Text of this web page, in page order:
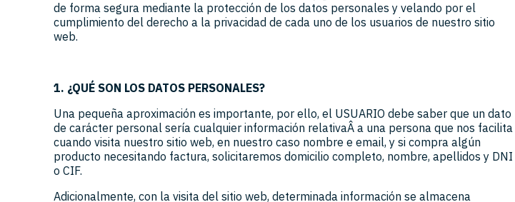
de forma segura mediante la protección de los datos personales y velando por el
cumplimiento del derecho a la privacidad de cada uno de los usuarios de nuestro sitio
web.
1. ¿QUÉ SON LOS DATOS PERSONALES?
Una pequeña aproximación es importante, por ello, el USUARIO debe saber que un dato
de carácter personal sería cualquier información relativaÂ a una persona que nos facilita
cuando visita nuestro sitio web, en nuestro caso nombre e email, y si compra algún
producto necesitando factura, solicitaremos domicilio completo, nombre, apellidos y DNI
o CIF.
Adicionalmente, con la visita del sitio web, determinada información se almacena